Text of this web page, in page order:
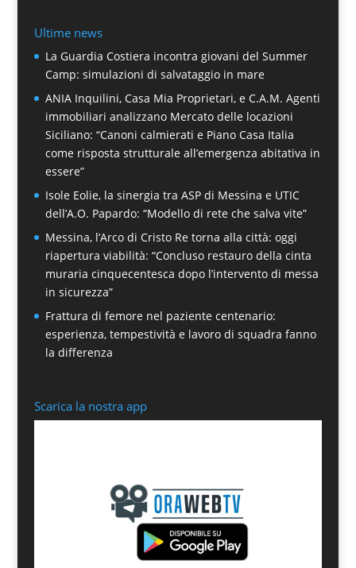
Ultime news
La Guardia Costiera incontra giovani del Summer
Camp: simulazioni di salvataggio in mare
ANIA Inquilini, Casa Mia Proprietari, e C.A.M. Agenti
immobiliari analizzano Mercato delle locazioni
Siciliano: “Canoni calmierati e Piano Casa Italia
come risposta strutturale all’emergenza abitativa in
essere”
Isole Eolie, la sinergia tra ASP di Messina e UTIC
dell’A.O. Papardo: “Modello di rete che salva vite”
Messina, l’Arco di Cristo Re torna alla città: oggi
riapertura viabilità: “Concluso restauro della cinta
muraria cinquecentesca dopo l’intervento di messa
in sicurezza”
Frattura di femore nel paziente centenario:
esperienza, tempestività e lavoro di squadra fanno
la differenza
Scarica la nostra app